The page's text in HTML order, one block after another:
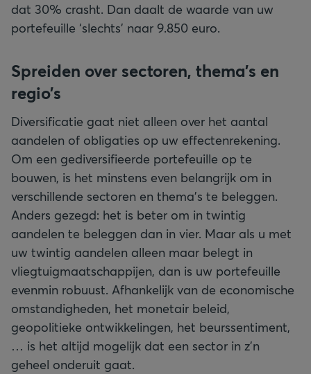
dat 30% crasht. Dan daalt de waarde van uw
portefeuille ‘slechts’ naar 9.850 euro.
Spreiden over sectoren, thema’s en
regio’s
Diversificatie gaat niet alleen over het aantal
aandelen of obligaties op uw effectenrekening.
Om een gediversifieerde portefeuille op te
bouwen, is het minstens even belangrijk om in
verschillende sectoren en thema’s te beleggen.
Anders gezegd: het is beter om in twintig
aandelen te beleggen dan in vier. Maar als u met
uw twintig aandelen alleen maar belegt in
vliegtuigmaatschappijen, dan is uw portefeuille
evenmin robuust. Afhankelijk van de economische
omstandigheden, het monetair beleid,
geopolitieke ontwikkelingen, het beurssentiment,
… is het altijd mogelijk dat een sector in z’n
geheel onderuit gaat.